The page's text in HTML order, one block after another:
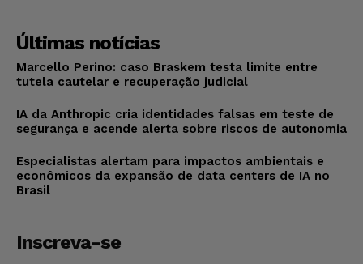
Últimas notícias
Marcello Perino: caso Braskem testa limite entre
tutela cautelar e recuperação judicial
IA da Anthropic cria identidades falsas em teste de
segurança e acende alerta sobre riscos de autonomia
Especialistas alertam para impactos ambientais e
econômicos da expansão de data centers de IA no
Brasil
Inscreva-se